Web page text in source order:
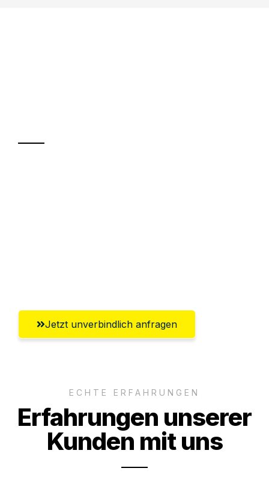
Jetzt unverbindlich anfragen
ECHTE ERFAHRUNGEN
Erfahrungen unserer
Kunden mit uns